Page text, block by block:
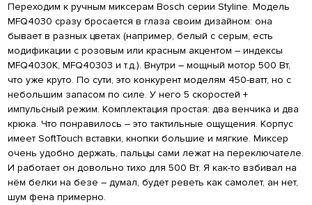
Переходим к ручным миксерам Bosch серии Styline. Модель
MFQ4030 сразу бросается в глаза своим дизайном: она
бывает в разных цветах (например, белый с серым, есть
модификации с розовым или красным акцентом – индексы
MFQ4030K, MFQ40303 и т.д.). Внутри – мощный мотор 500 Вт,
что уже круто. По сути, это конкурент моделям 450-ватт, но с
небольшим запасом по силе. У него 5 скоростей +
импульсный режим. Комплектация простая: два венчика и два
крюка. Что понравилось – это тактильные ощущения. Корпус
имеет SoftTouch вставки, кнопки большие и мягкие. Миксер
очень удобно держать, пальцы сами лежат на переключателе.
И работает он довольно тихо для 500 Вт. Я как-то взбивал на
нём белки на безе – думал, будет реветь как самолет, ан нет,
шум фена примерно.